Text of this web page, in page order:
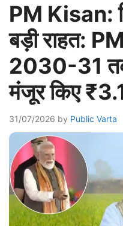
PM Kisan:
बड़ी राहत:
2030-31
मंजूर किए
31/07/2026 by Public Varta